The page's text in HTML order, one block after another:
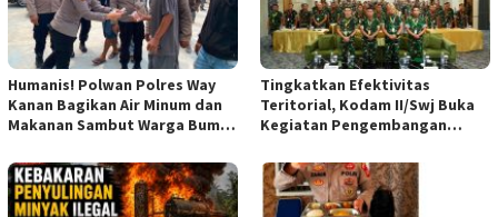
Humanis! Polwan Polres Way
Kanan Bagikan Air Minum dan
Makanan Sambut Warga Bumi
Tingkatkan Efektivitas
Teritorial, Kodam II/Swj Buka
Kegiatan Pengembangan
Apkowil TA 2026*